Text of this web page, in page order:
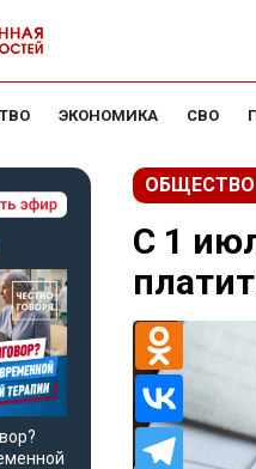
ЭКОНОМИКА СВО
ОБЩЕСТВО
С 1